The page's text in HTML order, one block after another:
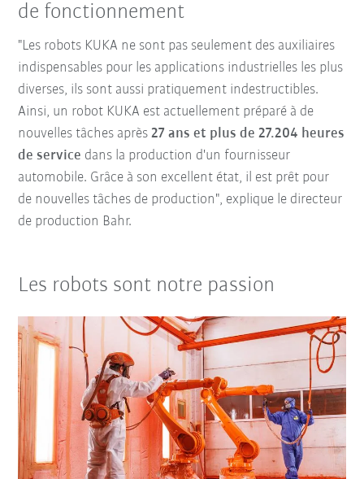
de fonctionnement
"Les robots KUKA ne sont pas seulement des auxiliaires
indispensables pour les applications industrielles les plus
diverses, ils sont aussi pratiquement indestructibles.
Ainsi, un robot KUKA est actuellement préparé à de
nouvelles tâches après27 ans et plus de 27.204 heures
de service dans la production d'un fournisseur
automobile. Grâce à son excellent état, il est prêt pour
de nouvelles tâches de production", explique le directeur
de production Bahr.
Les robots sont notre passion